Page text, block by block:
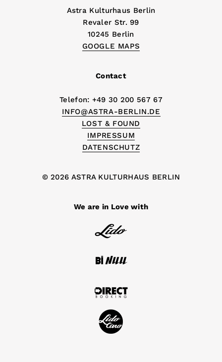
Astra Kulturhaus Berlin
Revaler Str. 99
10245 Berlin
GOOGLE MAPS
Contact
Telefon: +49 30 200 567 67
INFO@ASTRA-BERLIN.DE
LOST & FOUND
IMPRESSUM
DATENSCHUTZ
© 2026 ASTRA KULTURHAUS BERLIN
We are in Love with